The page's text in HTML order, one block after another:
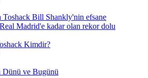
Kimdir?
Dünü ve Bugünü